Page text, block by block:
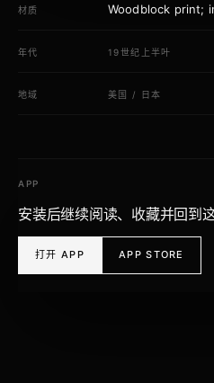
材质 Woodblock print;
年代 19世纪上半叶
地域 美国 / 日本
APP
安装后继续阅读、收藏并回到
打开 APP APP STORE